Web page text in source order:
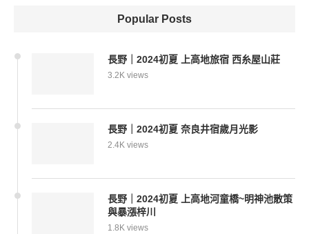
Popular Posts
長野｜2024初夏 上高地旅宿 西糸屋山莊
3.2K views
長野｜2024初夏 奈良井宿歲月光影
2.4K views
長野｜2024初夏 上高地河童橋~明神池散策
與暴漲梓川
1.8K views